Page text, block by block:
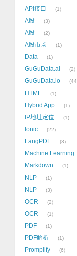
API接口 1
A股 3
A股 2
A股市场 1
Data 1
GuGuData.ai 2
GuGuData.io 44
HTML 1
Hybrid App 1
IP地址定位 1
Ionic 22
LangPDF 3
Machine Learning
Markdown 1
NLP 1
NLP 3
OCR 2
OCR 1
PDF 1
PDF解析 1
Promplify 6